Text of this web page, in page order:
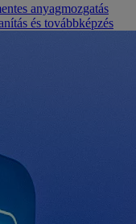
anyagmozgatás
és továbbképzés